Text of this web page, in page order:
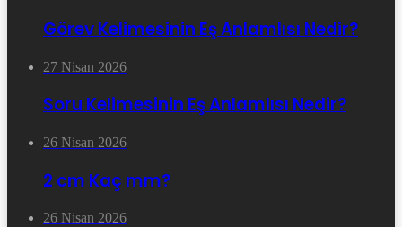
Görev Kelimesinin Eş Anlamlısı Nedir?
27 Nisan 2026
Soru Kelimesinin Eş Anlamlısı Nedir?
26 Nisan 2026
2 cm Kaç mm?
26 Nisan 2026